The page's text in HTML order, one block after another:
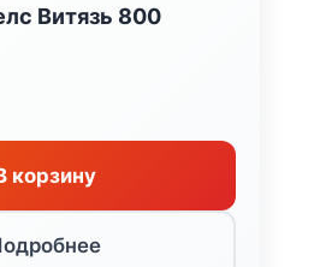
Витязь 800
корзину